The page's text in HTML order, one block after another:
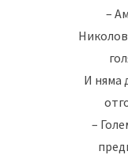
–
И няма
–